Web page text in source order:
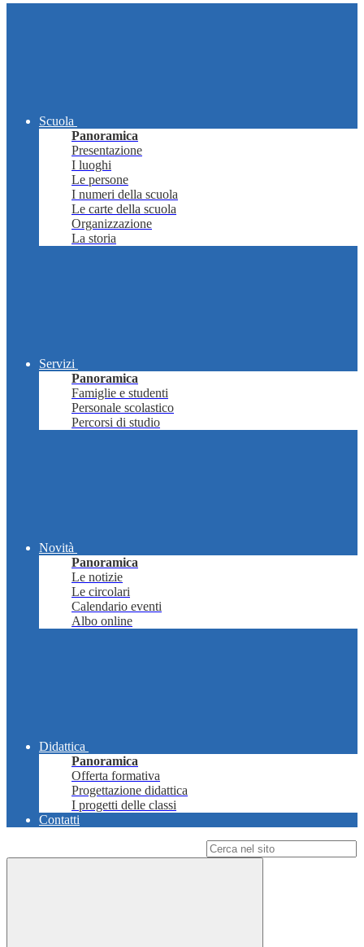
Scuola
Panoramica
Presentazione
I luoghi
Le persone
I numeri della scuola
Le carte della scuola
Organizzazione
La storia
Servizi
Panoramica
Famiglie e studenti
Personale scolastico
Percorsi di studio
Novità
Panoramica
Le notizie
Le circolari
Calendario eventi
Albo online
Didattica
Panoramica
Offerta formativa
Progettazione didattica
I progetti delle classi
Contatti